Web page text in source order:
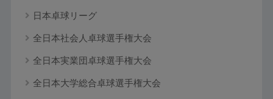
日本卓球リーグ
全日本社会人卓球選手権大会
全日本実業団卓球選手権大会
全日本大学総合卓球選手権大会